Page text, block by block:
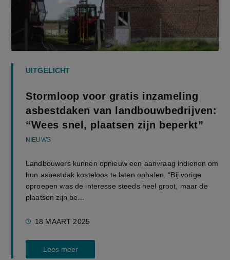
UITGELICHT
Stormloop voor gratis inzameling
asbestdaken van landbouwbedrijven:
“Wees snel, plaatsen zijn beperkt”
NIEUWS
Landbouwers kunnen opnieuw een aanvraag indienen om
hun asbestdak kosteloos te laten ophalen. “Bij vorige
oproepen was de interesse steeds heel groot, maar de
plaatsen zijn be...
18 MAART 2025
Lees meer